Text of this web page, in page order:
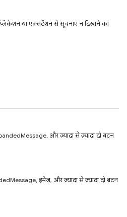
या एक्सटेंशन से सूचनाएं न दिखाने का
और ज़्यादा से ज़्यादा दो बटन
इमेज, और ज़्यादा से ज़्यादा दो बटन